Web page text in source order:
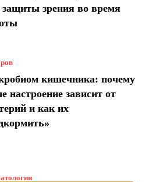
защиты зрения во время
кишечника: почему
настроение зависит от
и как их